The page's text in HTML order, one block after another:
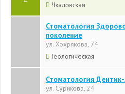
Чкаловская
Стоматология
поколение
ул. Хохрякова, 74
Геологическая
Стоматология
ул. Сурикова, 24